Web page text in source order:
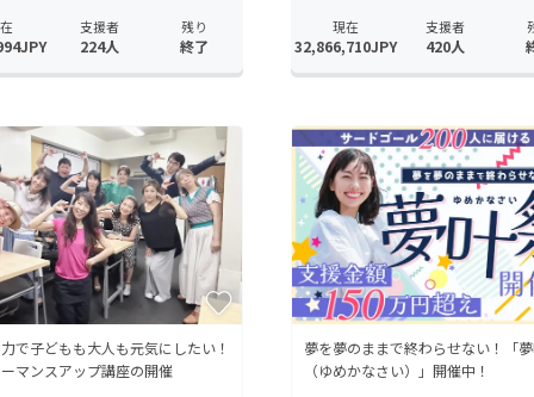
支援者
224人
残り
終了
現在
32,866,710JPY
支援者
420人
で子どもも大人も元気にしたい！
マンスアップ講座の開催
夢を夢のままで終わらせない！「
（ゆめかなさい）」開催中！